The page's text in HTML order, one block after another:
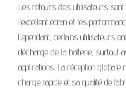
Les retours des utilisateurs sont
l’excellent écran et les
Cependant, certains utilisateurs
décharge de la batterie, surtout
applications. La réception
charge rapide et sa qualité de